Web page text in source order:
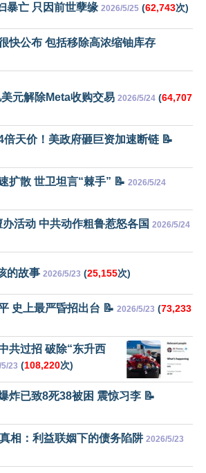
暴亡 只因前世孽缘 2026/5/25 (62,743次)
快公布 包括移除高浓缩铀库存
元解除Meta收购交易 2026/5/24 (64,707
天价！美政府砸巨资加速断链 📝
扩散 世卫坦言“棘手” 📝 2026/5/24
活动 中共动作粗鲁惹怒各国 2026/5/24
的故事 2026/5/23 (25,155次)
史上最严昏招出台 📝 2026/5/23 (73,233
共过招 破除“东升西
23 (108,220次)
炸已致8死38被困 震惊习李 📝
相：利益联姻下的债务陷阱 2026/5/23